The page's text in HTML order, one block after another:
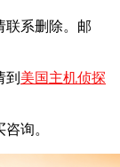
联系删除。邮
到 美国主机侦探
询。